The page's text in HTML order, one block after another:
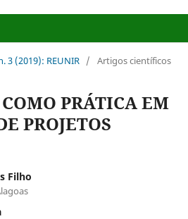
3 (2019): REUNIR / Artigos científicos
PRÁTICA EM
PROJETOS
Filho